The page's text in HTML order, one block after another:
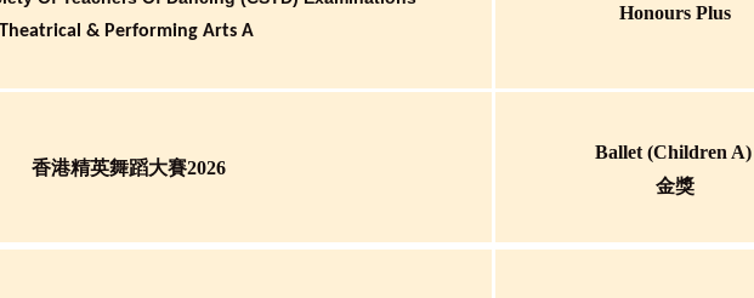
Theatrical & Performing Arts A
Honours Plus
香港精英舞蹈大賽2026
Ballet (children A)
金獎